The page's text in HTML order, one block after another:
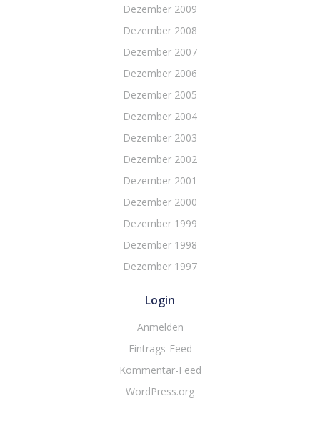
Dezember 2009
Dezember 2008
Dezember 2007
Dezember 2006
Dezember 2005
Dezember 2004
Dezember 2003
Dezember 2002
Dezember 2001
Dezember 2000
Dezember 1999
Dezember 1998
Dezember 1997
Login
Anmelden
Eintrags-Feed
Kommentar-Feed
WordPress.org